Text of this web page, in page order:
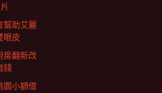
幫助艾麗
眼皮
房翻新改
錢
園小額借